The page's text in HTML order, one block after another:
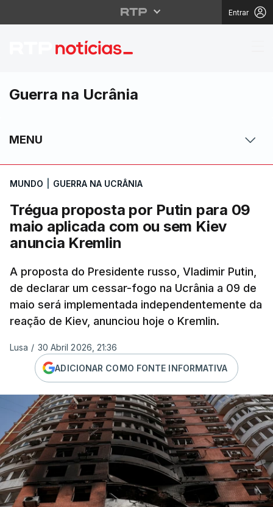
Entrar
Trégua proposta por
Guerra na Ucrânia
MENU
MUNDO GUERRA NA UCRÂNIA
Trégua proposta por Putin para 09
maio aplicada com ou sem Kiev
anuncia Kremlin
A proposta do Presidente russo, Vladimir Putin,
de declarar um cessar-fogo na Ucrânia a 09 de
maio será implementada independentemente da
reação de Kiev, anunciou hoje o Kremlin.
Lusa / 30 Abril 2026, 21:36
ADICIONAR COMO FONTE INFORMATIVA